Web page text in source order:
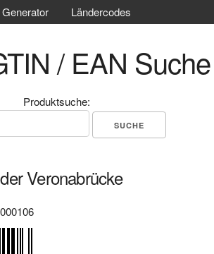
Ländercodes
/ EAN Suche
Produktsuche:
Veronabrücke